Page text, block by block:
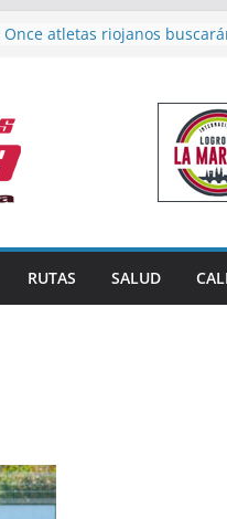
Once atletas riojanos
Un bronce en 4×400 y tres
de finalista cierran la
riojana en en Nacional de
El equipo femenino del
Rioja alcanza el podio
Acuatlón en Calahorra
España absoluto en Disco
Calahorra acoge este fin de
RUTAS SALUD